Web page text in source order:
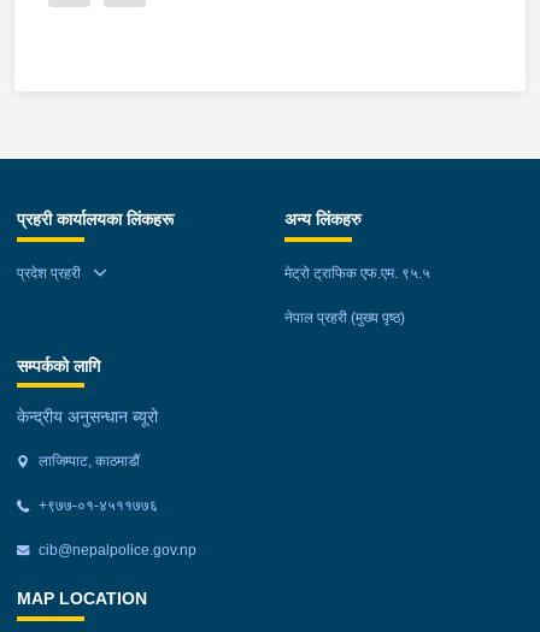
प्रहरी कार्यालयका लिंकहरू
प्रदेश प्रहरी
अन्य लिंकहरु
मेट्रो ट्राफिक एफ.एम. ९५.५
नेपाल प्रहरी (मुख्य पृष्ठ)
सम्पर्कको लागि
केन्द्रीय अनुसन्धान ब्यूरो
लाजिम्पाट, काठमाडौं
+९७७-०१-४५११७७६
cib@nepalpolice.gov.np
MAP LOCATION